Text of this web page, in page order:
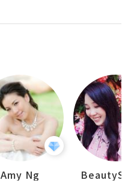
Amy Ng